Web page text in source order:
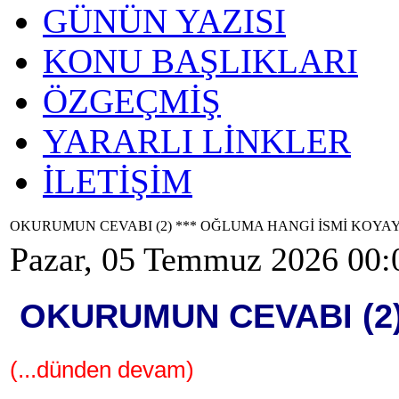
GÜNÜN YAZISI
KONU BAŞLIKLARI
ÖZGEÇMİŞ
YARARLI LİNKLER
İLETİŞİM
OKURUMUN CEVABI (2) *** OĞLUMA HANGİ İSMİ
Pazar, 05 Temmuz 2026
OKURUMUN CEVABI
(...dünden devam)